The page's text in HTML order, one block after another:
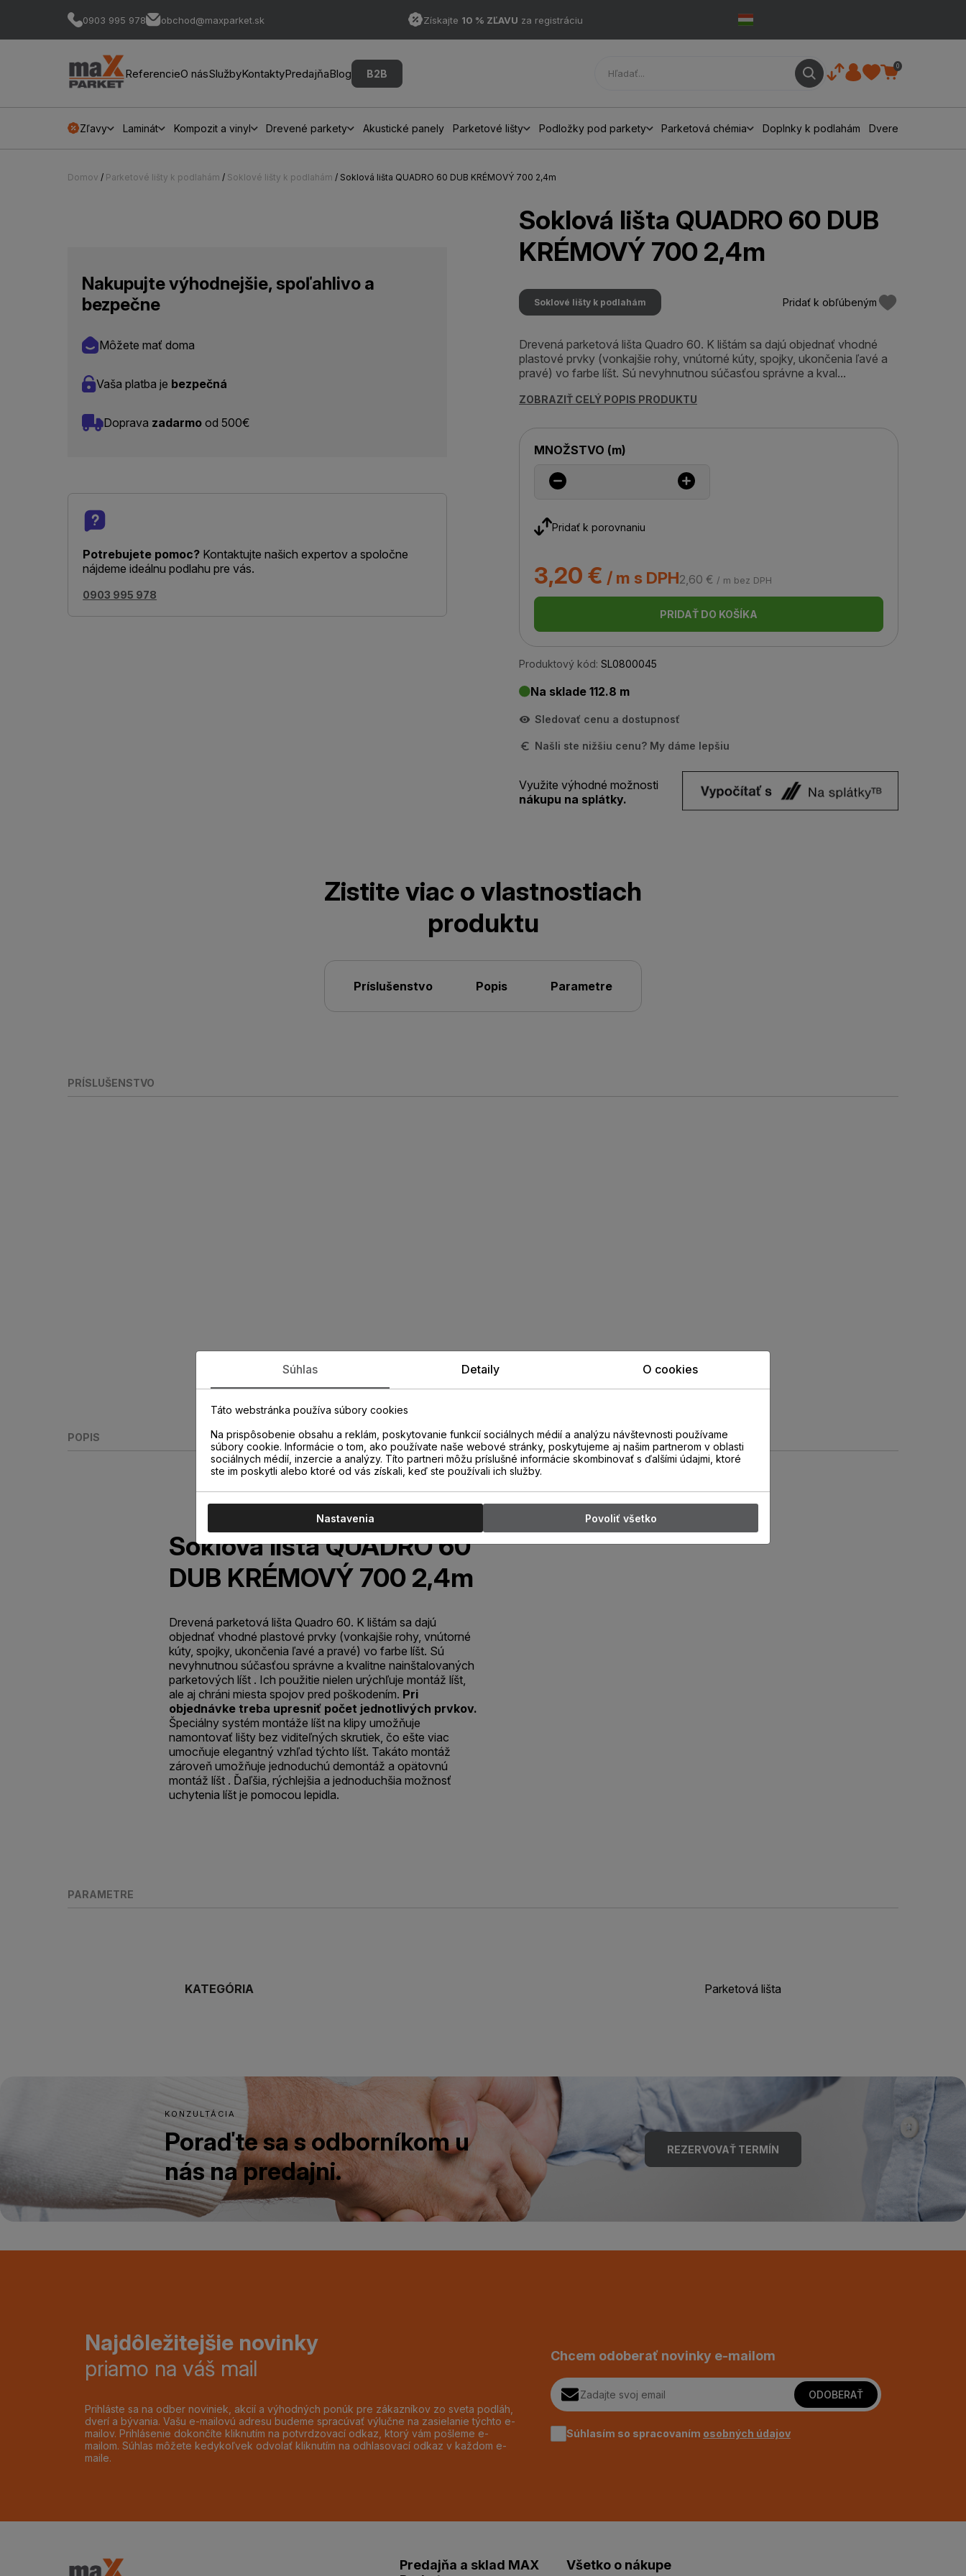
0903 995 978 obchod@maxparket.sk Získajte 10 % ZĽAVU za registráciu
ReferencieO násSlužbyKontaktyPredajňaBlog B2B
0
Zľavy Laminát Kompozit a vinyl Drevené parkety Akustické panely Parketové lišty Podložky pod parkety Parketová chémia Doplnky k podlahám Dvere
Domov / Parketové lišty k podlahám / Soklové lišty k podlahám / Soklová lišta QUADRO 60 DUB KRÉMOVÝ 700 2,4m
Nakupujte výhodnejšie, spoľahlivo a
bezpečne
Môžete mať doma
Vaša platba je bezpečná
Doprava zadarmo od 500€
Potrebujete pomoc? Kontaktujte našich expertov a spoločne
nájdeme ideálnu podlahu pre vás.
0903 995 978
Soklová lišta QUADRO 60 DUB
KRÉMOVÝ 700 2,4m
Soklové lišty k podlahám Pridať k obľúbeným
Drevená parketová lišta Quadro 60. K lištám sa dajú objednať vhodné
plastové prvky (vonkajšie rohy, vnútorné kúty, spojky, ukončenia ľavé a
pravé) vo farbe líšt. Sú nevyhnutnou súčasťou správne a kval...
ZOBRAZIŤ CELÝ POPIS PRODUKTU
MNOŽSTVO (m)
Pridať k porovnaniu
3,20 € / m s DPH2,60 € / m bez DPH
PRIDAŤ DO KOŠÍKA
Produktový kód: SL0800045
Na sklade 112.8 m
Sledovať cenu a dostupnosť
Našli ste nižšiu cenu? My dáme lepšiu
Využite výhodné možnosti
nákupu na splátky.
Zistite viac o vlastnostiach
produktu
Príslušenstvo Popis Parametre
PRÍSLUŠENSTVO
POPIS
Soklová lišta QUADRO 60
DUB KRÉMOVÝ 700 2,4m
Drevená parketová lišta Quadro 60. K lištám sa dajú
objednať vhodné plastové prvky (vonkajšie rohy, vnútorné
kúty, spojky, ukončenia ľavé a pravé) vo farbe líšt. Sú
nevyhnutnou súčasťou správne a kvalitne nainštalovaných
parketových líšt . Ich použitie nielen urýchľuje montáž líšt,
ale aj chráni miesta spojov pred poškodením. Pri
objednávke treba upresniť počet jednotlivých prvkov.
Špeciálny systém montáže líšt na klipy umožňuje
namontovať lišty bez viditeľných skrutiek, čo ešte viac
umocňuje elegantný vzhľad týchto líšt. Takáto montáž
zároveň umožňuje jednoduchú demontáž a opätovnú
montáž líšt . Ďaľšia, rýchlejšia a jednoduchšia možnosť
uchytenia líšt je pomocou lepidla.
PARAMETRE
KATEGÓRIA Parketová lišta
KONZULTÁCIA
Poraďte sa s odborníkom u
nás na predajni.
REZERVOVAŤ TERMÍN
Najdôležitejšie novinky
priamo na váš mail
Prihláste sa na odber noviniek, akcií a výhodných ponúk pre zákazníkov zo sveta podláh,
dverí a bývania. Vašu e-mailovú adresu budeme spracúvať výlučne na zasielanie týchto e-
mailov. Prihlásenie dokončíte kliknutím na potvrdzovací odkaz, ktorý vám pošleme e-
mailom. Súhlas môžete kedykoľvek odvolať kliknutím na odhlasovací odkaz v každom e-
maile.
Chcem odoberať novinky e-mailom
ODOBERAŤ
Súhlasím so spracovaním osobných údajov
Predajňa a sklad MAX
Všetko o nákupe
Súhlas Detaily O cookies
Táto webstránka používa súbory cookies
Na prispôsobenie obsahu a reklám, poskytovanie funkcií sociálnych médií a analýzu návštevnosti používame
súbory cookie. Informácie o tom, ako používate naše webové stránky, poskytujeme aj našim partnerom v oblasti
sociálnych médií, inzercie a analýzy. Títo partneri môžu príslušné informácie skombinovať s ďalšími údajmi, ktoré
ste im poskytli alebo ktoré od vás získali, keď ste používali ich služby.
Nastavenia Povoliť všetko